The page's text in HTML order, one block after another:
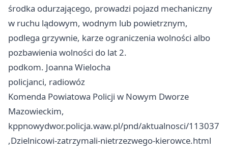
środka odurzającego, prowadzi pojazd mechaniczny
w ruchu lądowym, wodnym lub powietrznym,
podlega grzywnie, karze ograniczenia wolności albo
pozbawienia wolności do lat 2.
podkom. Joanna Wielocha
policjanci, radiowóz
Komenda Powiatowa Policji w Nowym Dworze
Mazowieckim,
kppnowydwor.policja.waw.pl/pnd/aktualnosci/113037
,Dzielnicowi-zatrzymali-nietrzezwego-kierowce.html